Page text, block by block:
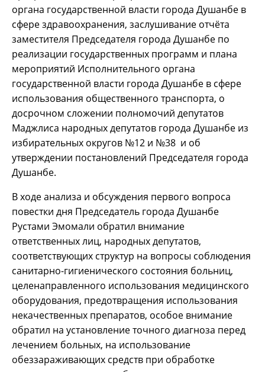
органа государственной власти города Душанбе в
сфере здравоохранения, заслушивание отчёта
заместителя Председателя города Душанбе по
реализации государственных программ и плана
мероприятий Исполнительного органа
государственной власти города Душанбе в сфере
использования общественного транспорта, о
досрочном сложении полномочий депутатов
Маджлиса народных депутатов города Душанбе из
избирательных округов №12 и №38 и об
утверждении постановлений Председателя города
Душанбе.
В ходе анализа и обсуждения первого вопроса
повестки дня Председатель города Душанбе
Рустами Эмомали обратил внимание
ответственных лиц, народных депутатов,
соответствующих структур на вопросы соблюдения
санитарно-гигиенического состояния больниц,
целенаправленного использования медицинского
оборудования, предотвращения использования
некачественных препаратов, особое внимание
обратил на установление точного диагноза перед
лечением больных, на использование
обеззараживающих средств при обработке